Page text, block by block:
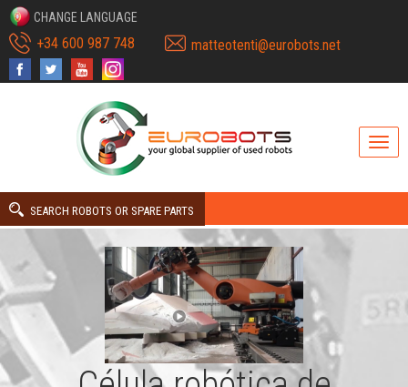
CHANGE LANGUAGE
+34 600 987 748 matteotenti@eurobots.net
SEARCH ROBOTS OR SPARE PARTS